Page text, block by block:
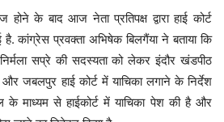
होने के बाद आज नेता प्रतिपक्ष द्वारा हाई कोर्ट
कांग्रेस प्रवक्ता अभिषेक बिलगैंया ने बताया कि
सप्रे की सदस्यता को लेकर इंदौर खंडपीठ
और जबलपुर हाई कोर्ट में याचिका लगाने के निर्देश
के माध्यम से हाईकोर्ट में याचिका पेश की है और